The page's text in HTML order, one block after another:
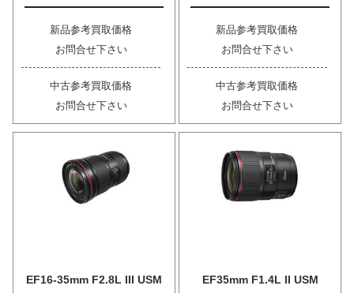
新品参考買取価格
お問合せ下さい
中古参考買取価格
お問合せ下さい
新品参考買取価格
お問合せ下さい
中古参考買取価格
お問合せ下さい
EF16-35mm F2.8L III USM EF35mm F1.4L II USM